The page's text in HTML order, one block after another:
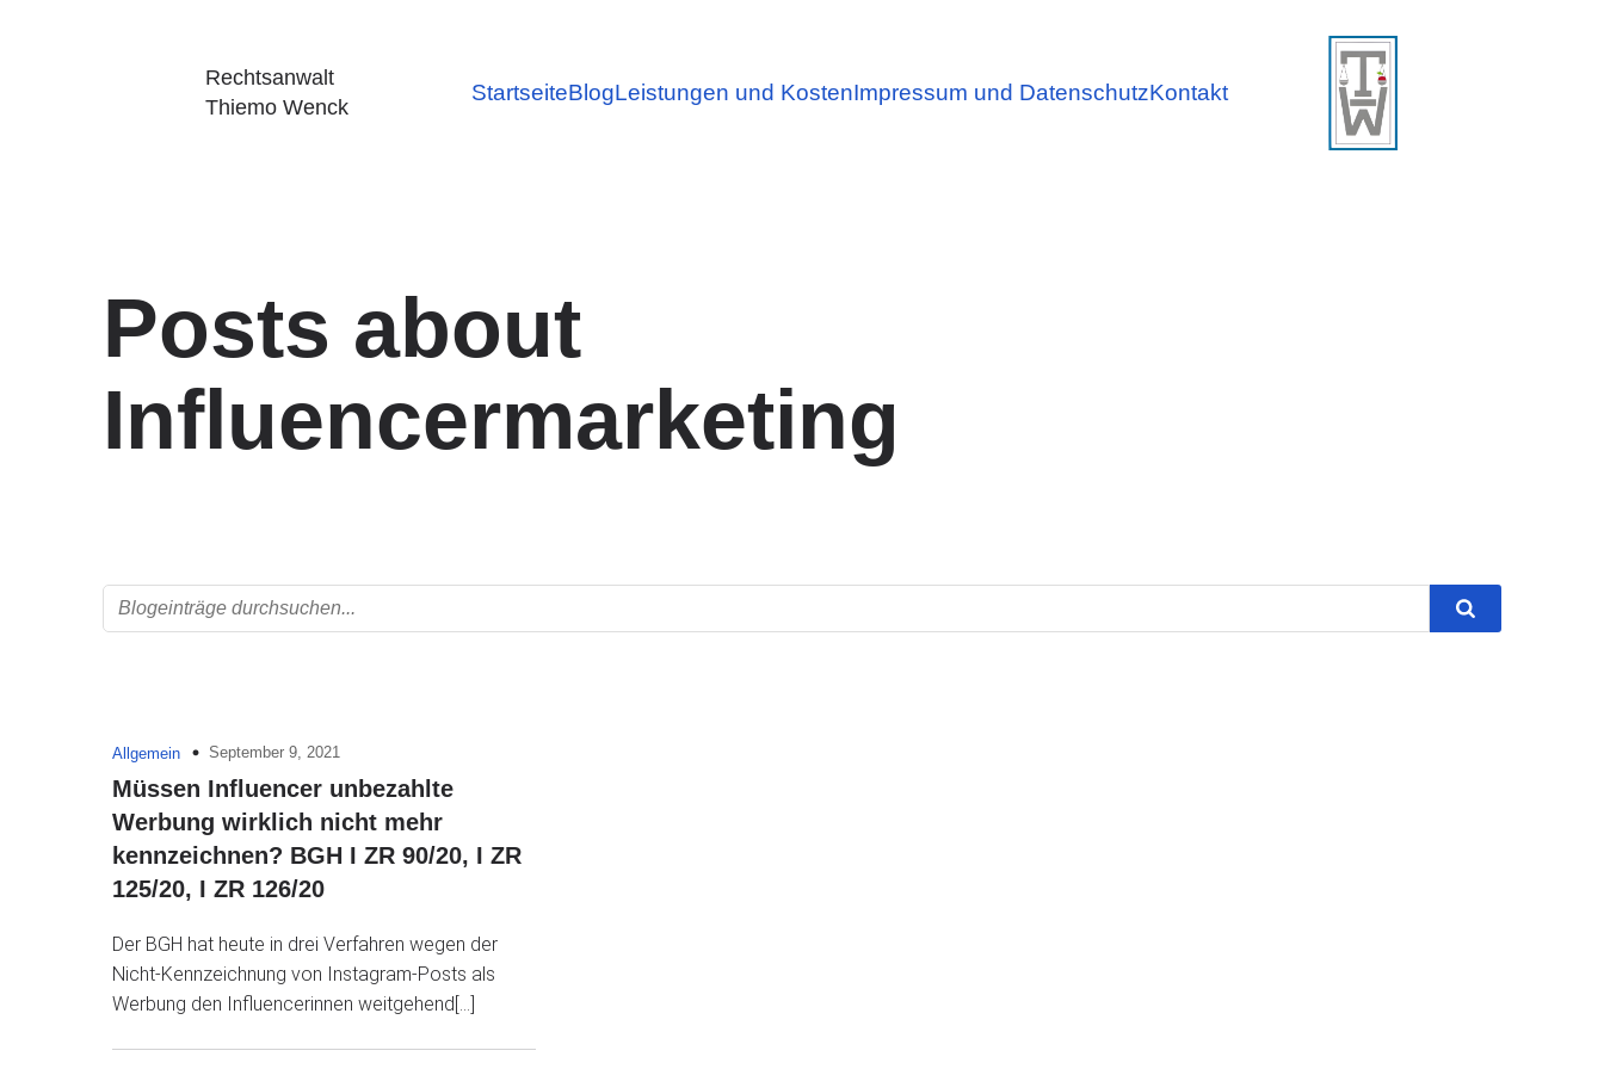
Rechtsanwalt
Thiemo Wenck
StartseiteBlogLeistungen und KostenImpressum und DatenschutzKontakt
Posts about
Influencermarketing
Allgemein September 9, 2021
Müssen Influencer unbezahlte
Werbung wirklich nicht mehr
kennzeichnen? BGH I ZR 90/20, I ZR
125/20, I ZR 126/20
Der BGH hat heute in drei Verfahren wegen der
Nicht-Kennzeichnung von Instagram-Posts als
Werbung den Influencerinnen weitgehend[…]